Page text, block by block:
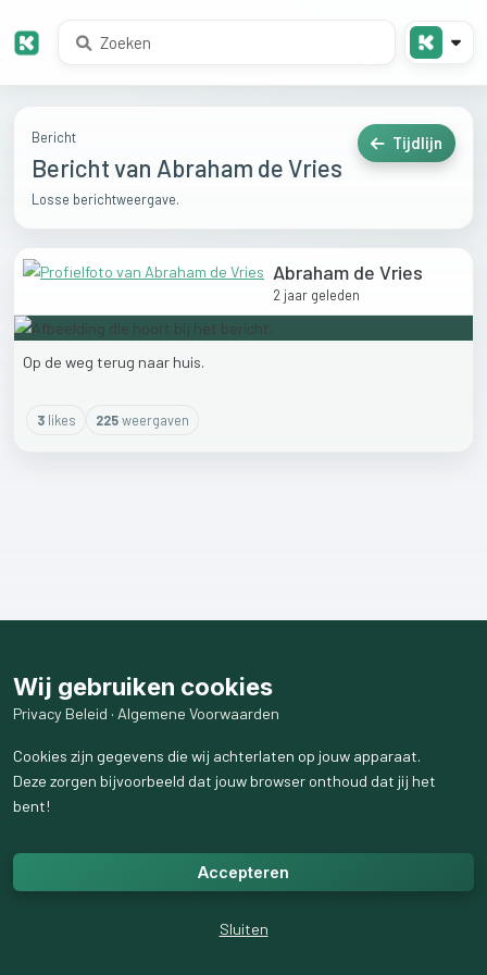
Bericht
Bericht van Abraham de Vries
Losse berichtweergave.
Tijdlijn
Abraham de Vries
2 jaar geleden
Op de weg terug naar huis.
3likes 225weergaven
Wij gebruiken cookies
Privacy Beleid · Algemene Voorwaarden
Cookies zijn gegevens die wij achterlaten op jouw apparaat.
Deze zorgen bijvoorbeeld dat jouw browser onthoud dat jij het
bent!
Accepteren
Sluiten